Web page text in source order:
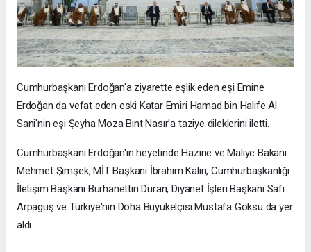
Cumhurbaşkanı Erdoğan'a ziyarette eşlik eden eşi Emine
Erdoğan da vefat eden eski Katar Emiri Hamad bin Halife Al
Sani'nin eşi Şeyha Moza Bint Nasır'a taziye dileklerini iletti.
Cumhurbaşkanı Erdoğan'ın heyetinde Hazine ve Maliye Bakanı
Mehmet Şimşek, MİT Başkanı İbrahim Kalın, Cumhurbaşkanlığı
İletişim Başkanı Burhanettin Duran, Diyanet İşleri Başkanı Safi
Arpaguş ve Türkiye'nin Doha Büyükelçisi Mustafa Göksu da yer
aldı.